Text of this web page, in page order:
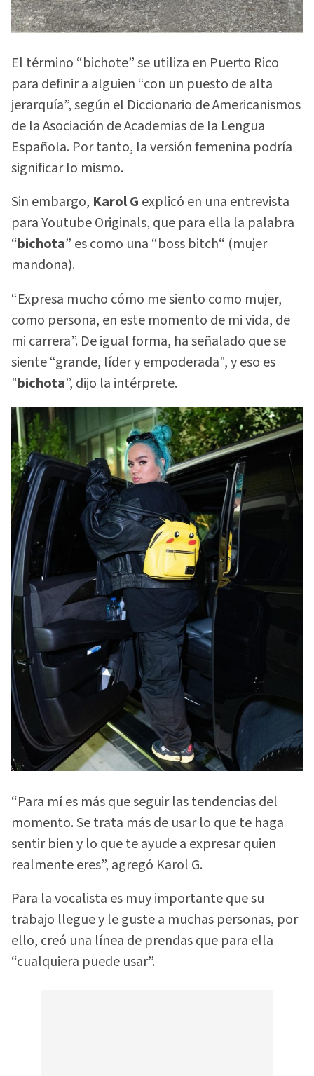
El término “bichote” se utiliza en Puerto Rico
para definir a alguien “con un puesto de alta
jerarquía”, según el Diccionario de Americanismos
de la Asociación de Academias de la Lengua
Española. Por tanto, la versión femenina podría
significar lo mismo.
Sin embargo, Karol G explicó en una entrevista
para Youtube Originals, que para ella la palabra
“bichota” es como una “boss bitch“ (mujer
mandona).
“Expresa mucho cómo me siento como mujer,
como persona, en este momento de mi vida, de
mi carrera”. De igual forma, ha señalado que se
siente “grande, líder y empoderada", y eso es
"bichota”, dijo la intérprete.
“Para mí es más que seguir las tendencias del
momento. Se trata más de usar lo que te haga
sentir bien y lo que te ayude a expresar quien
realmente eres”, agregó Karol G.
Para la vocalista es muy importante que su
trabajo llegue y le guste a muchas personas, por
ello, creó una línea de prendas que para ella
“cualquiera puede usar”.